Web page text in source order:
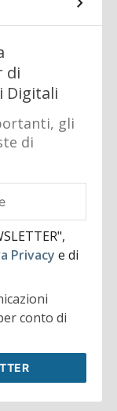
di
Digitali
gli
di
Privacye di
conto di